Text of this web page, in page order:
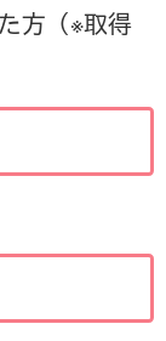
方（※取得